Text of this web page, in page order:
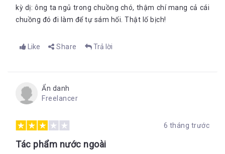
kỳ dị: ông ta ngủ trong chuồng chó, thậm chí mang cả cái
chuồng đó đi làm để tự sám hối. Thật lố bịch!
Like Share Trả lời
Ẩn danh
Freelancer
6 tháng trước
Tác phẩm nước ngoài